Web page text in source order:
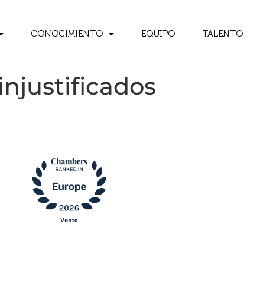
CONOCIMIENTO EQUIPO TALENTO